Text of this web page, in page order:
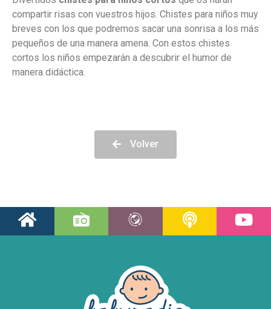
compartir risas con vuestros hijos. Chistes para niños muy
breves con los que podremos sacar una sonrisa a los más
pequeños de una manera amena. Con estos chistes
cortos los niños empezarán a descubrir el humor de
manera didáctica.
Volver